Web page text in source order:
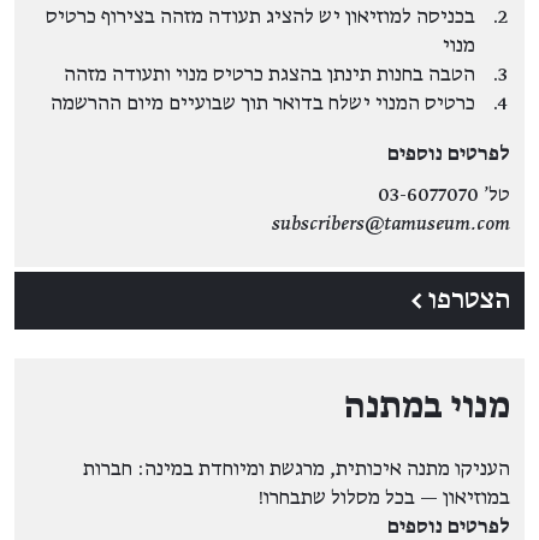
בכניסה למוזיאון יש להציג תעודה מזהה בצירוף כרטיס
מנוי
הטבה בחנות תינתן בהצגת כרטיס מנוי ותעודה מזהה
כרטיס המנוי ישלח בדואר תוך שבועיים מיום ההרשמה
לפרטים נוספים
טל' 03-6077070
subscribers@tamuseum.com
הצטרפו ←
מנוי במתנה
העניקו מתנה איכותית, מרגשת ומיוחדת במינה: חברות
במוזיאון — בכל מסלול שתבחרו!
לפרטים נוספים